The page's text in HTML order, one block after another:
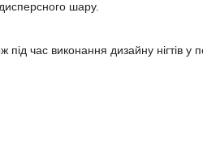
шару.
час виконання дизайну нігтів у